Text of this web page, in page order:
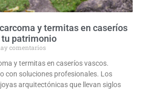
y termitas en caseríos
patrimonio
comentarios
y termitas en caseríos vascos.
con soluciones profesionales. Los
arquitectónicas que llevan siglos